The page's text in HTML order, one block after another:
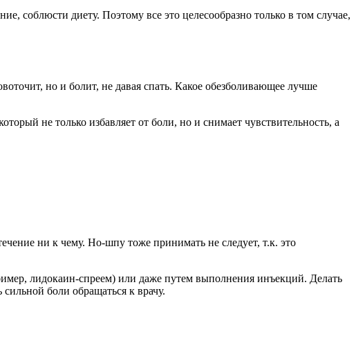
соблюсти диету. Поэтому все это целесообразно только в том случае,
но и болит, не давая спать. Какое обезболивающее лучше
не только избавляет от боли, но и снимает чувствительность, а
ни к чему. Но-шпу тоже принимать не следует, т.к. это
лидокаин-спреем) или даже путем выполнения инъекций. Делать
боли обращаться к врачу.